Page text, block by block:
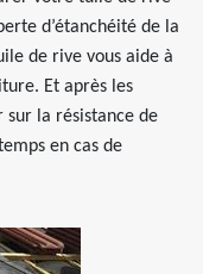
d’étanchéité de la
de rive vous aide à
Et après les
la résistance de
en cas de